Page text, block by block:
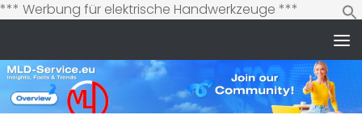
*** Werbung für elektrische Handwerkzeuge ***
Inhalt